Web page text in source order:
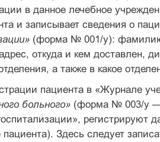
в данное лечебное
и записывает сведения о
(форма № 001/у): фамилию,
откуда и кем доставлен,
а также в какое
пациента в «Журнале
больного» (форма № 003/у —
регистрируют
пациента). Здесь следует